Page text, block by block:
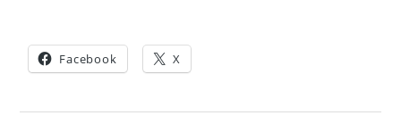
Facebook X